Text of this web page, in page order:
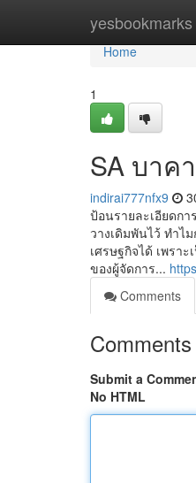
yesbookmarks
Home
Home
1
SA บาค
indirai777nfx9
ป้อนรายละเอียดก
วางเดิมพันไว้ ทำไ
เศรษฐกิจได้ เพรา
ของผู้จัดการ...
Comments
Comments
Submit a
No HTML